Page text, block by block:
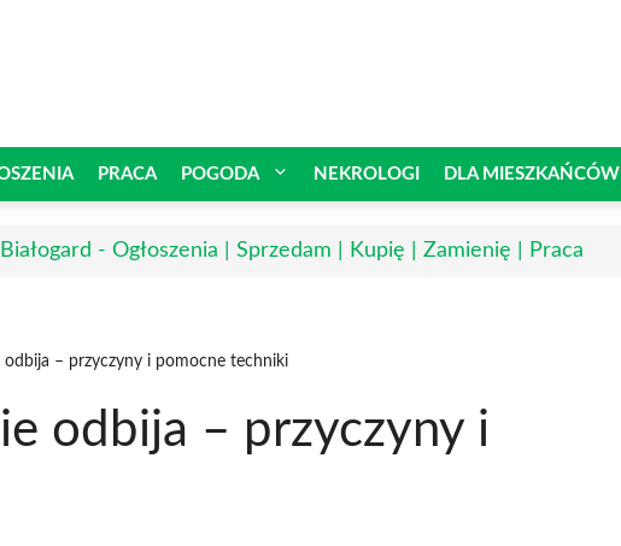
PRACA POGODA NEKROLOGI DLA MIESZKAŃCÓW
Białogard - Ogłoszenia | Sprzedam | Kupię | Zamienię | Praca
odbija – przyczyny i pomocne techniki
odbija – przyczyny i